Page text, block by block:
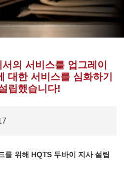
의 서비스를 업그레이
대한 서비스를 심화하기
립했습니다!
를 위해 HQTS 두바이 지사 설립